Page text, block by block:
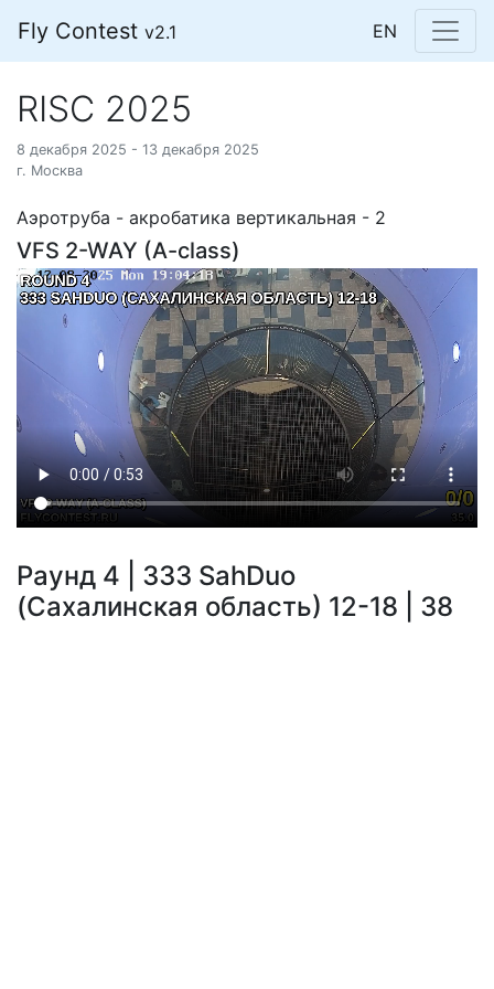
Fly Contest v2.1 EN
RISC 2025
8 декабря 2025 - 13 декабря 2025
г. Москва
Аэротруба - акробатика вертикальная - 2
VFS 2-WAY (A-class)
Раунд 4 | 333 SahDuo
(Сахалинская область) 12-18 | 38